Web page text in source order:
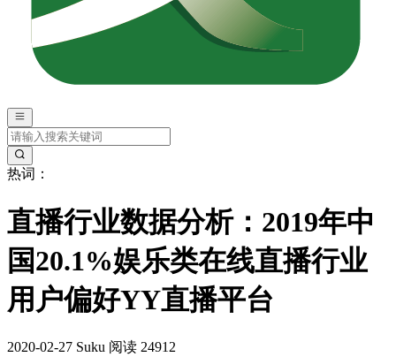
热词：
直播行业数据分析：2019年中
国20.1%娱乐类在线直播行业
用户偏好YY直播平台
2020-02-27 Suku 阅读 24912